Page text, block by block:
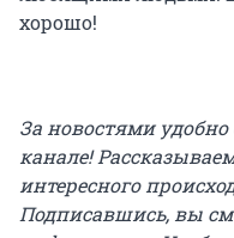
хорошо!
За новостями
канале!
интересного
Подписавшись, вы